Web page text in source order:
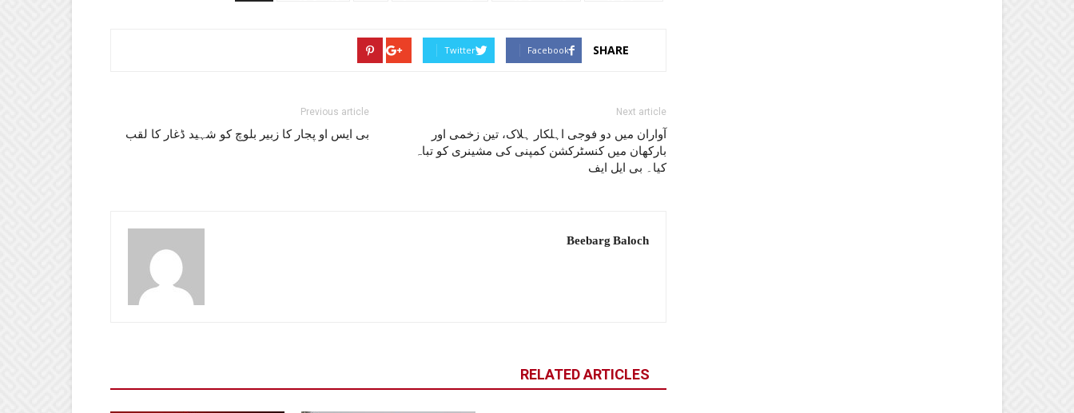
SHARE
Facebook
Twitter
Previous article
بی ایس او پجار کا زبیر بلوچ کو شہید ڈغار کا لقب
Next article
آواران میں دو فوجی اہلکار ہلاک، تین زخمی اور
بارکھان میں کنسٹرکشن کمپنی کی مشینری کو تباہ
کیا۔ بی ایل ایف
Beebarg Baloch
RELATED ARTICLES